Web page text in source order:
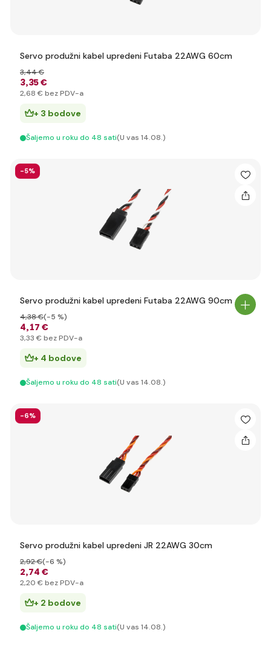
Servo produžni kabel upredeni Futaba 22AWG 60cm
3,35 €
3,44 €
2,68 € bez PDV-a
+ 3 bodove
Šaljemo u roku do 48 sati(U vas 14.08.)
-5%
Servo produžni kabel upredeni Futaba 22AWG 90cm
4,17 €
4,38 €(-5 %)
3,33 € bez PDV-a
+ 4 bodove
Šaljemo u roku do 48 sati(U vas 14.08.)
-6%
Servo produžni kabel upredeni JR 22AWG 30cm
2,74 €
2,92 €(-6 %)
2,20 € bez PDV-a
+ 2 bodove
Šaljemo u roku do 48 sati(U vas 14.08.)